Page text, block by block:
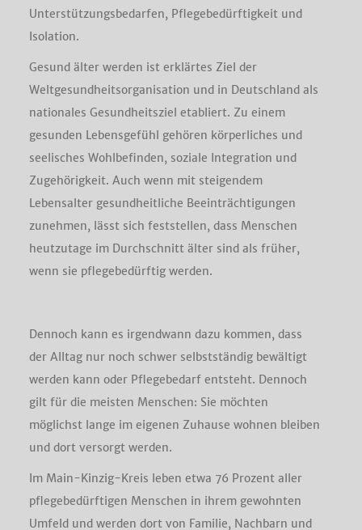
Unterstützungsbedarfen, Pflegebedürftigkeit und
Isolation.
Gesund älter werden ist erklärtes Ziel der
Weltgesundheitsorganisation und in Deutschland als
nationales Gesundheitsziel etabliert. Zu einem
gesunden Lebensgefühl gehören körperliches und
seelisches Wohlbefinden, soziale Integration und
Zugehörigkeit. Auch wenn mit steigendem
Lebensalter gesundheitliche Beeinträchtigungen
zunehmen, lässt sich feststellen, dass Menschen
heutzutage im Durchschnitt älter sind als früher,
wenn sie pflegebedürftig werden.
Dennoch kann es irgendwann dazu kommen, dass
der Alltag nur noch schwer selbstständig bewältigt
werden kann oder Pflegebedarf entsteht. Dennoch
gilt für die meisten Menschen: Sie möchten
möglichst lange im eigenen Zuhause wohnen bleiben
und dort versorgt werden.
Im Main-Kinzig-Kreis leben etwa 76 Prozent aller
pflegebedürftigen Menschen in ihrem gewohnten
Umfeld und werden dort von Familie, Nachbarn und